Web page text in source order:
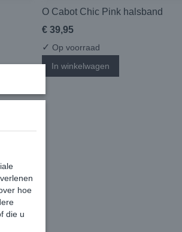
O Cabot Chic Pink halsband
€ 39,95
✓ Op voorraad
In winkelwagen
hoe
die u